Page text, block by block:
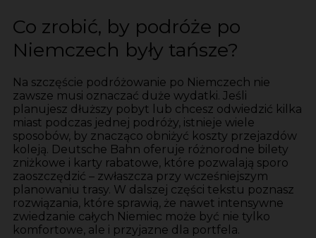
Co zrobić, by podróże po
Niemczech były tańsze?
Na szczęście podróżowanie po Niemczech nie
zawsze musi oznaczać duże wydatki. Jeśli
planujesz dłuższy pobyt lub chcesz odwiedzić kilka
miast podczas jednej podróży, istnieje wiele
sposobów, by znacząco obniżyć koszty przejazdów
koleją. Deutsche Bahn oferuje różnorodne bilety
zniżkowe i karty rabatowe, które pozwalają sporo
zaoszczędzić – zwłaszcza przy wcześniejszym
planowaniu trasy. W dalszej części tekstu poznasz
rozwiązania, które sprawią, że nawet intensywne
zwiedzanie całych Niemiec może być nie tylko
komfortowe, ale i przyjazne dla portfela.